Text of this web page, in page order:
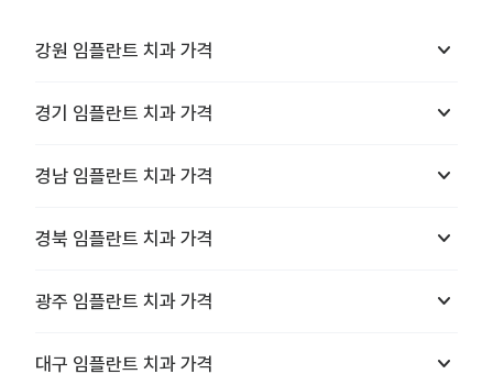
강원 임플란트 치과 가격 keyboard_arrow_down
경기 임플란트 치과 가격 keyboard_arrow_down
경남 임플란트 치과 가격 keyboard_arrow_down
경북 임플란트 치과 가격 keyboard_arrow_down
광주 임플란트 치과 가격 keyboard_arrow_down
대구 임플란트 치과 가격 keyboard_arrow_down